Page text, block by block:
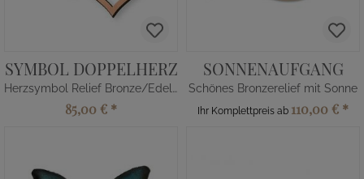
SYMBOL DOPPELHERZ
Herzsymbol Relief Bronze/Edelstahl
85,00 € *
SONNENAUFGANG
Schönes Bronzerelief mit Sonne
Ihr Komplettpreis ab 110,00 € *